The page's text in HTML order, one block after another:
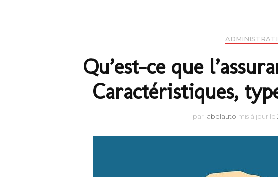
Qu’est-ce que
Caractéristiques,
par labelauto mis à jour le